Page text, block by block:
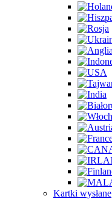
Kartki wysłane